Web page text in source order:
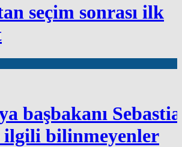
seçim sonrası ilk
başbakanı
bilinmeyenler